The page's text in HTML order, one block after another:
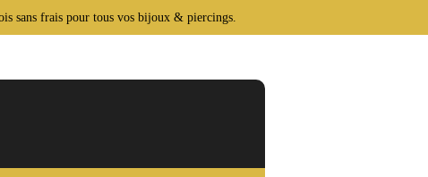
sans frais pour tous vos bijoux & piercings.